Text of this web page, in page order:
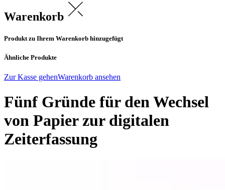
Warenkorb
Produkt zu Ihrem Warenkorb hinzugefügt
Ähnliche Produkte
Zur Kasse gehenWarenkorb ansehen
Fünf Gründe für den Wechsel
von Papier zur digitalen
Zeiterfassung